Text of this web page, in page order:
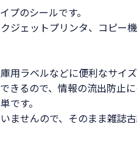
プのシールです。
ジェットプリンタ、コピー
用ラベルなどに便利なサイズ
るので、情報の流出防止に
です。
ませんので、そのまま雑誌